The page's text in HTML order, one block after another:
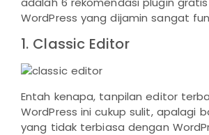
WordPress yang dijamin sangat
1. Classic Editor
Entah kenapa, tanpilan editor
WordPress ini cukup sulit, apalagi
yang tidak terbiasa dengan